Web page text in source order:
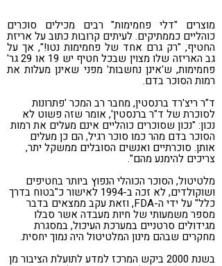
מוצרים "דלי פחמימות" רבים מכילים סוכרים
כוהליים כממתיקים. לעיתים קרובות כתוב על אריזת
החטיף, "רק גרם אחד של פחמימות נטו!", אך על
גב האריזה שלו מצוין שבכל חטיף יש 19 או 29 גר'
פחמימות, ש'אינן נחשבות' מפני שאינן מעלות את
רמות הסוכר בדם.
ד"ר ריצ'רד ברנסטין, מחבר רב המכר 'פתרונות
לסוכרת של ד"ר ברנסטין', אומר שזה פשוט לא
נכון: "נכון שסוכרים כוהליים אינם מעלים את רמות
הסוכר בדם מהר כמו סוכר רגיל, הם כן מעלים
אותן. סוכרתיים ואנשים הסובלים ממשקל יתר,
צריכים להימנע מהם".
מלטיטול, הסוכר הכוהלי הנפוץ ביותר בחטיפים
ושוקולדים, לא זכה ב-1994 לאישור כ"בטוח בדרך
כלל" על ידי ה-FDA, וזאת עקב ממצאים בדבר
מספר משמעותי של חיות מעבדה אשר סבלו
מגידולים סרטניים במערכת העיכול, במסגרת
מחקרים שבהם מינון המלטיטול היה נמוך יחסית.
בשנת 2000 ביקש המרכז למדע לתועלת הציבור מן